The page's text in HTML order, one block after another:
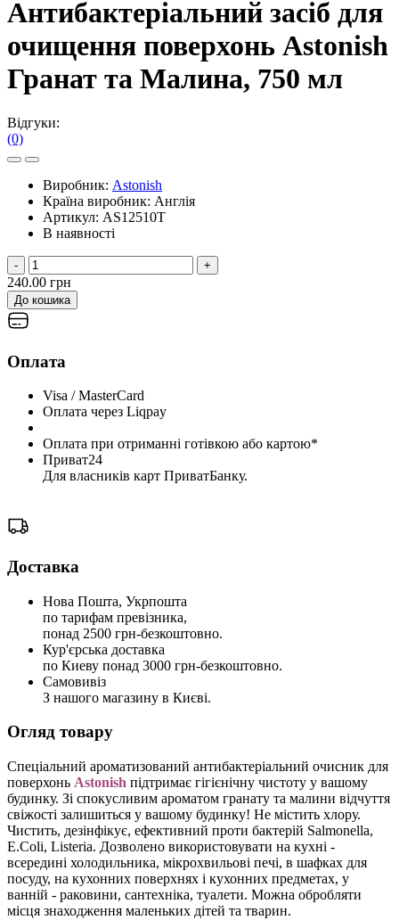
Антибактеріальний засіб для
очищення поверхонь Astonish
Гранат та Малина, 750 мл
Відгуки:
(0)
Виробник: Astonish
Країна виробник: Англія
Артикул: AS12510T
В наявності
- +
240.00 грн
До кошика
Оплата
Visa / MasterCard
Оплата через Liqpay
Оплата при отриманні готівкою або картою*
Приват24
Для власників карт ПриватБанку.
Доставка
Нова Пошта, Укрпошта
по тарифам превізника,
понад 2500 грн-безкоштовно.
Кур'єрська доставка
по Киеву понад 3000 грн-безкоштовно.
Самовивіз
З нашого магазину в Києві.
Огляд товару
Спеціальний ароматизований антибактеріальний очисник для
поверхонь Astonish підтримає гігієнічну чистоту у вашому
будинку. Зі спокусливим ароматом гранату та малини відчуття
свіжості залишиться у вашому будинку! Не містить хлору.
Чистить, дезінфікує, ефективний проти бактерій Salmonella,
E.Coli, Listeria. Дозволено використовувати на кухні -
всередині холодильника, мікрохвильові печі, в шафках для
посуду, на кухонних поверхнях і кухонних предметах, у
ванній - раковини, сантехніка, туалети. Можна обробляти
місця знаходження маленьких дітей та тварин.